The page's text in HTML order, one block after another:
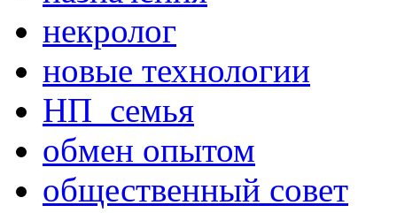
некролог
новые технологии
НП_семья
обмен опытом
общественный совет